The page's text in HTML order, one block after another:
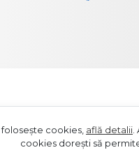
cookies, află detalii
cookies dorești să